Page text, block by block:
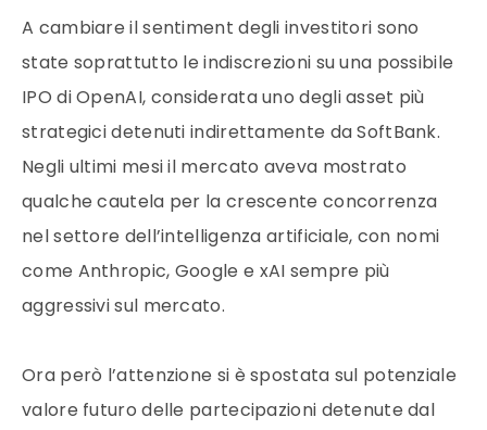
A cambiare il sentiment degli investitori sono
state soprattutto le indiscrezioni su una possibile
IPO di OpenAI, considerata uno degli asset più
strategici detenuti indirettamente da SoftBank.
Negli ultimi mesi il mercato aveva mostrato
qualche cautela per la crescente concorrenza
nel settore dell’intelligenza artificiale, con nomi
come Anthropic, Google e xAI sempre più
aggressivi sul mercato.
Ora però l’attenzione si è spostata sul potenziale
valore futuro delle partecipazioni detenute dal